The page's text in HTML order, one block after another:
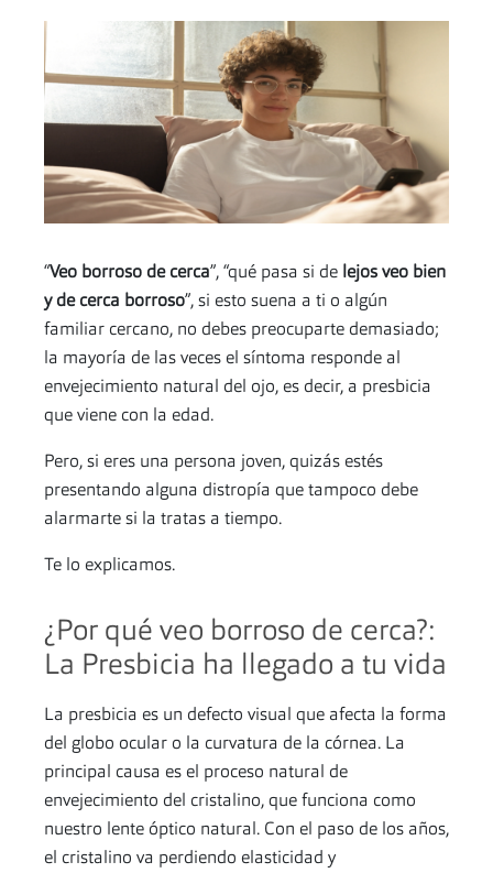
“Veo borroso de cerca”, “qué pasa si de lejos veo bien
y de cerca borroso”, si esto suena a ti o algún
familiar cercano, no debes preocuparte demasiado;
la mayoría de las veces el síntoma responde al
envejecimiento natural del ojo, es decir, a presbicia
que viene con la edad.
Pero, si eres una persona joven, quizás estés
presentando alguna distropía que tampoco debe
alarmarte si la tratas a tiempo.
Te lo explicamos.
¿Por qué veo borroso de cerca?:
La Presbicia ha llegado a tu vida
La presbicia es un defecto visual que afecta la forma
del globo ocular o la curvatura de la córnea. La
principal causa es el proceso natural de
envejecimiento del cristalino, que funciona como
nuestro lente óptico natural. Con el paso de los años,
el cristalino va perdiendo elasticidad y